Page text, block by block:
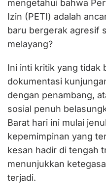
mengetahui bahwa
Izin (PETI) adalah
baru bergerak agresif
melayang?
Ini inti kritik yang tidak
dokumentasi
dengan penambang,
sosial penuh
Barat hari ini mulai
kepemimpinan yang
kesan hadir di tengah
menunjukkan
terjadi.